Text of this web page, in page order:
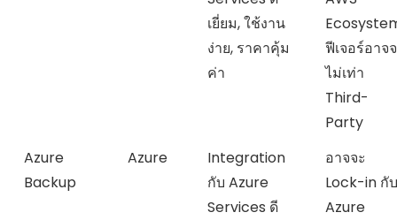
เยี่ยม, ใช้งาน
ง่าย, ราคาคุ้ม
ค่า
ฟีเจอร์อาจ
ไม่เท่า
Third-
Party
Azure
Backup
Azure
Integration
กับ Azure
Services ดี
อาจจะ
Lock-in กับ
Azure